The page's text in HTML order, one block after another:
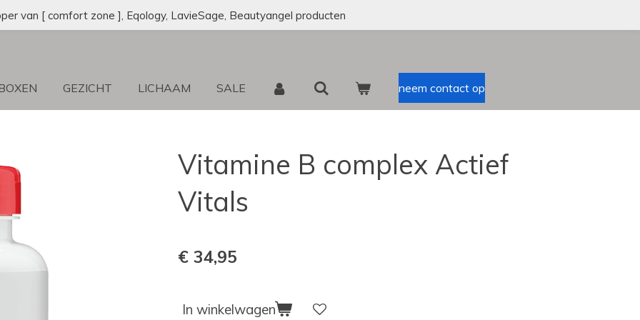
van [ comfort zone ], Eqology, LavieSage, Beautyangel producten
GEZICHT LICHAAM SALE neem contact op
Vitamine B complex Actief
Vitals
€ 34,95
In winkelwagen